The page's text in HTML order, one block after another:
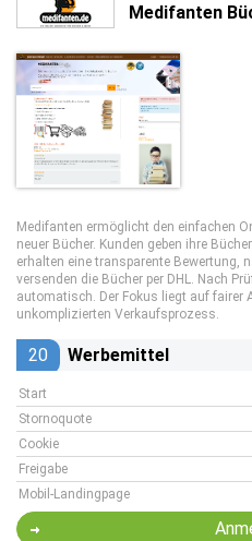
Medifanten
Medifanten ermöglicht den einfachen
neuer Bücher. Kunden geben ihre
erhalten eine transparente Bewertung,
versenden die Bücher per DHL. Nach
automatisch. Der Fokus liegt auf fairer
unkomplizierten Verkaufsprozess.
20 Werbemittel
Start
Stornoquote
Cookie
Freigabe
Mobil-Landingpage